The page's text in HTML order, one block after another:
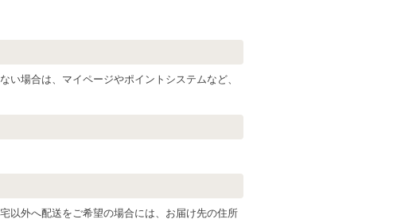
場合は、マイページやポイントシステムなど、
以外へ配送をご希望の場合には、お届け先の住所